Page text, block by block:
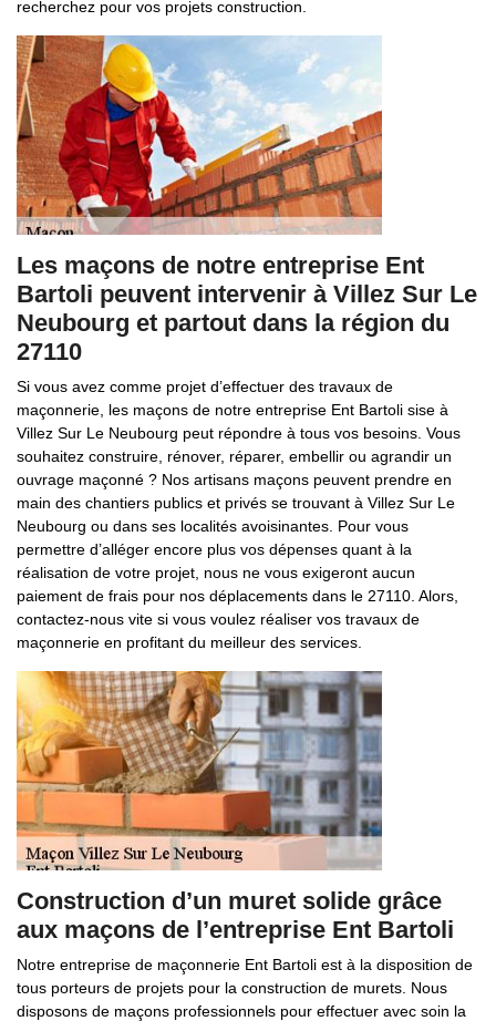
recherchez pour vos projets construction.
Les maçons de notre entreprise Ent
Bartoli peuvent intervenir à Villez Sur Le
Neubourg et partout dans la région du
27110
Si vous avez comme projet d’effectuer des travaux de
maçonnerie, les maçons de notre entreprise Ent Bartoli sise à
Villez Sur Le Neubourg peut répondre à tous vos besoins. Vous
souhaitez construire, rénover, réparer, embellir ou agrandir un
ouvrage maçonné ? Nos artisans maçons peuvent prendre en
main des chantiers publics et privés se trouvant à Villez Sur Le
Neubourg ou dans ses localités avoisinantes. Pour vous
permettre d’alléger encore plus vos dépenses quant à la
réalisation de votre projet, nous ne vous exigeront aucun
paiement de frais pour nos déplacements dans le 27110. Alors,
contactez-nous vite si vous voulez réaliser vos travaux de
maçonnerie en profitant du meilleur des services.
Construction d’un muret solide grâce
aux maçons de l’entreprise Ent Bartoli
Notre entreprise de maçonnerie Ent Bartoli est à la disposition de
tous porteurs de projets pour la construction de murets. Nous
disposons de maçons professionnels pour effectuer avec soin la